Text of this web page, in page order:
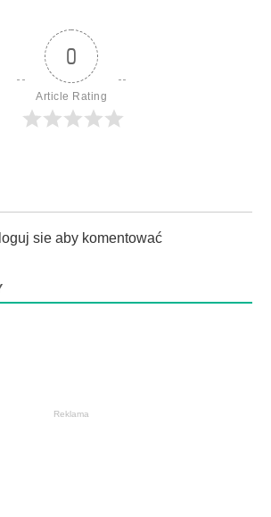
0
Article Rating
sie aby komentować
Reklama